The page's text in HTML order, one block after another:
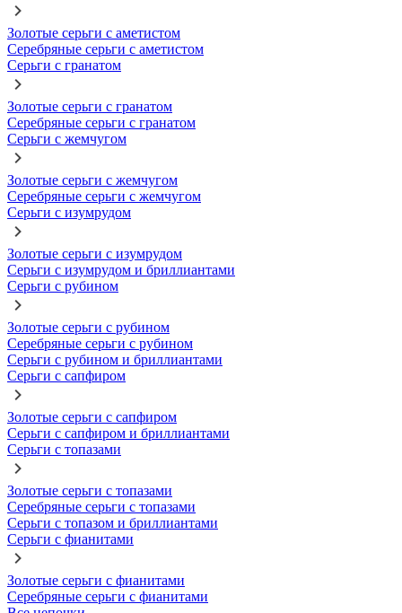
Золотые серьги с аметистом
Серебряные серьги с аметистом
Серьги с гранатом
Золотые серьги с гранатом
Серебряные серьги с гранатом
Серьги с жемчугом
Золотые серьги с жемчугом
Серебряные серьги с жемчугом
Серьги с изумрудом
Золотые серьги с изумрудом
Серьги с изумрудом и бриллиантами
Серьги с рубином
Золотые серьги с рубином
Серебряные серьги с рубином
Серьги с рубином и бриллиантами
Серьги с сапфиром
Золотые серьги с сапфиром
Серьги с сапфиром и бриллиантами
Серьги с топазами
Золотые серьги с топазами
Серебряные серьги с топазами
Серьги с топазом и бриллиантами
Серьги с фианитами
Золотые серьги с фианитами
Серебряные серьги с фианитами